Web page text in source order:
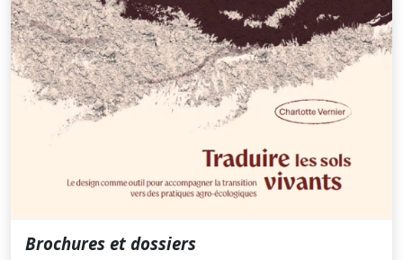
Brochures et dossiers